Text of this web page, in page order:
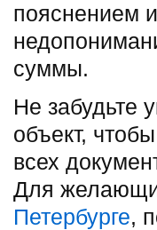
пояснением
суммы.
Не забудьте
объект,
всех
Для
Петербурге,